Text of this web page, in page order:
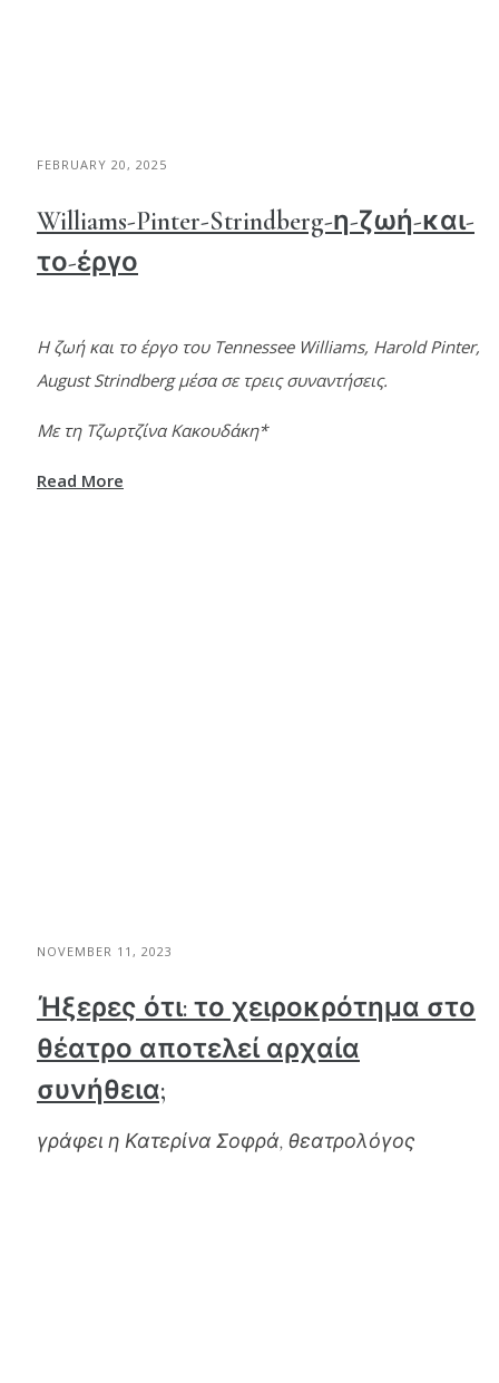
FEBRUARY 20, 2025
Williams-Pinter-Strindberg-η-ζωή-και-
το-έργο
Η ζωή και το έργο του Tennessee Williams, Harold Pinter,
August Strindberg μέσα σε τρεις συναντήσεις.
Με τη Τζωρτζίνα Κακουδάκη*
Read More
NOVEMBER 11, 2023
Ήξερες ότι: το χειροκρότημα στο
θέατρο αποτελεί αρχαία
συνήθεια;
γράφει η Κατερίνα Σοφρά, θεατρολόγος